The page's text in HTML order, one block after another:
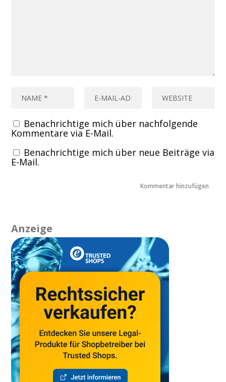
Benachrichtige mich über nachfolgende
Kommentare via E-Mail.
Benachrichtige mich über neue Beiträge via
E-Mail.
Anzeige